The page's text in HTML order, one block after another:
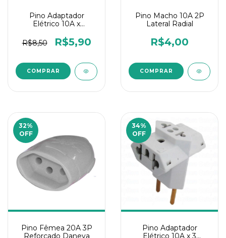
Pino Adaptador
Elétrico 10A x
R$8,50
R$5,90
Pino Macho 10A 2P
Lateral Radial
R$4,00
32%
OFF
Pino Fêmea 20A 3P
Reforçado Daneva
34%
OFF
Pino Adaptador
Elétrico 10A x 3